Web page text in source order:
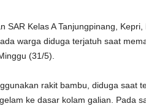
SAR Kelas A Tanjungpinang,
warga diduga terjatuh saat
(31/5).
rakit bambu, diduga saat
ke dasar kolam galian. Pada